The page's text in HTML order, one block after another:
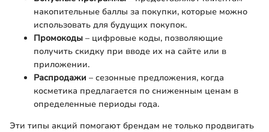
накопительные баллы за покупки, которые можно
использовать для будущих покупок.
Промокоды – цифровые коды, позволяющие
получить скидку при вводе их на сайте или в
приложении.
Распродажи – сезонные предложения, когда
косметика предлагается по сниженным ценам в
определенные периоды года.
Эти типы акций помогают брендам не только продвигать